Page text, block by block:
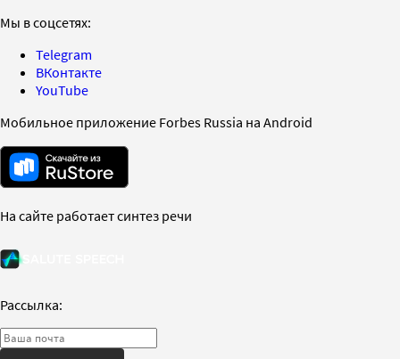
Мы в соцсетях:
Telegram
ВКонтакте
YouTube
Мобильное приложение Forbes Russia на Android
На сайте работает синтез речи
Рассылка: